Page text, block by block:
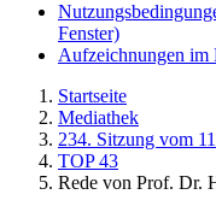
Fenster)
Aufzeichnungen im
Startseite
Mediathek
234. Sitzung vom
TOP 43
Rede von Prof. Dr.